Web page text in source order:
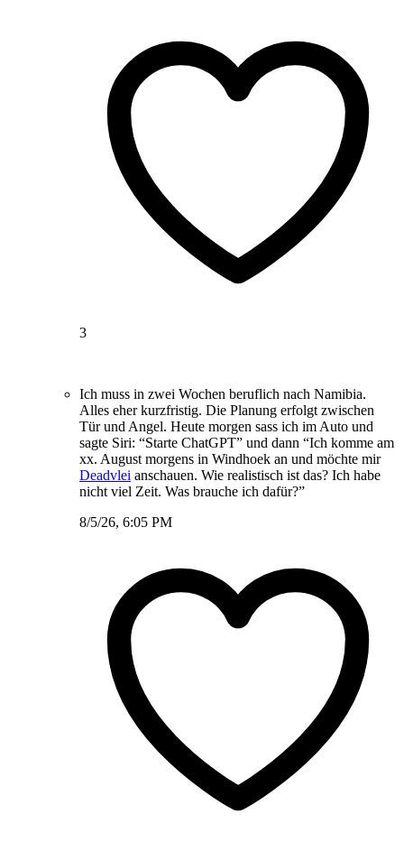
3
Ich muss in zwei Wochen beruflich nach Namibia.
Alles eher kurzfristig. Die Planung erfolgt zwischen
Tür und Angel. Heute morgen sass ich im Auto und
sagte Siri: “Starte ChatGPT” und dann “Ich komme am
xx. August morgens in Windhoek an und möchte mir
Deadvlei anschauen. Wie realistisch ist das? Ich habe
nicht viel Zeit. Was brauche ich dafür?”
8/5/26, 6:05 PM